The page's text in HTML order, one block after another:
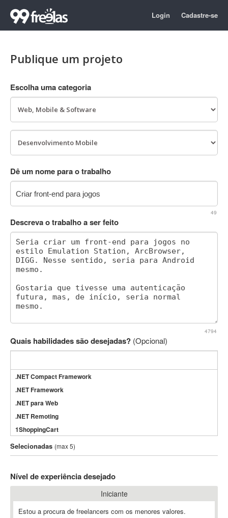
Login Cadastre-se
Publique um projeto
Escolha uma categoria
Dê um nome para o trabalho
49
Descreva o trabalho a ser feito
4794
Quais habilidades são desejadas? (Opcional)
.NET Compact Framework
.NET Framework
.NET para Web
.NET Remoting
1ShoppingCart
3DS Max
3GSM
802.11
A-GPS
Selecionadas (max 5)
Nível de experiência desejado
Iniciante
Estou a procura de freelancers com os menores valores.